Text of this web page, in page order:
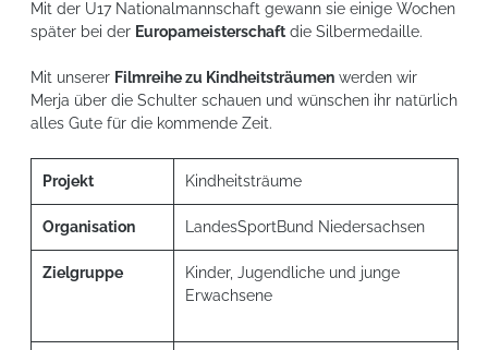
Mit der U17 Nationalmannschaft gewann sie einige Wochen
später bei der Europameisterschaftdie Silbermedaille.
Mit unserer Filmreihe zu Kindheitsträumenwerden wir
Merja über die Schulter schauen und wünschen ihr natürlich
alles Gute für die kommende Zeit.
Projekt Kindheitsträume
Organisation LandesSportBund Niedersachsen
Zielgruppe
Kinder, Jugendliche und junge
Erwachsene